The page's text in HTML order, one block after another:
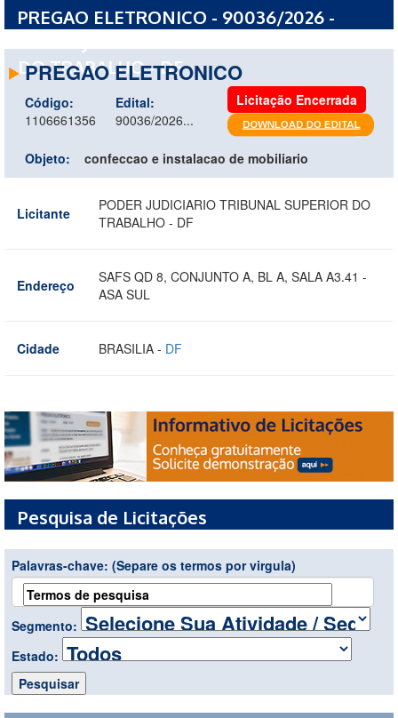
PREGAO ELETRONICO - 90036/2026 -
DO TRABALHO - DF
PREGAO ELETRONICO
Código:
1106661356
Edital:
90036/2026...
Licitação Encerrada
Objeto: confeccao e instalacao de mobiliario
Licitante
PODER JUDICIARIO TRIBUNAL SUPERIOR DO
TRABALHO - DF
Endereço
SAFS QD 8, CONJUNTO A, BL A, SALA A3.41 -
ASA SUL
Cidade BRASILIA - DF
Pesquisa de Licitações
Palavras-chave: (Separe os termos por virgula)
Segmento:
Estado: